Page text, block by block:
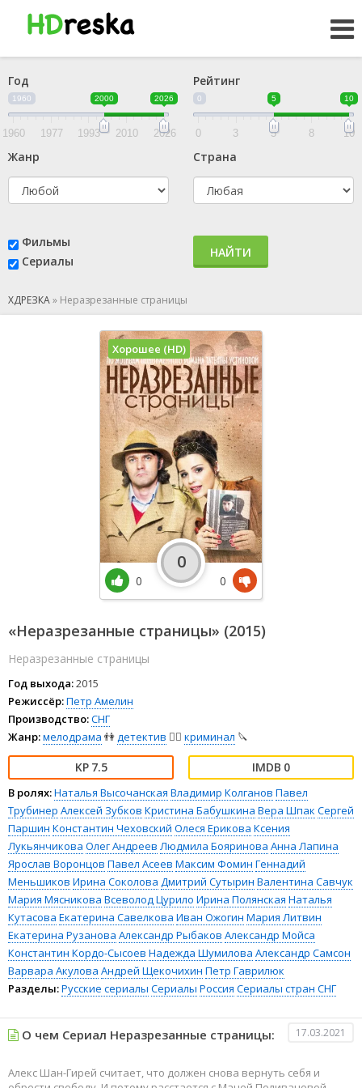
Год
1960 2000 2026
1960 1977 1993 2010 2026
Рейтинг
0 5 10
0 3 5 8 10
Жанр Страна
Фильмы
Сериалы
НАЙТИ
ХДРЕЗКА» Неразрезанные страницы
«Неразрезанные страницы» (2015)
Неразрезанные страницы
Год выхода:2015
Режиссёр:Петр Амелин
Производство:СНГ
Жанр:мелодрама 👫детектив 🕵️‍♂️ криминал 🔪
7.5 0
В ролях:Наталья Высочанская Владимир Колганов Павел
Трубинер Алексей Зубков Кристина Бабушкина Вера Шпак Сергей
Паршин Константин Чеховский Олеся Ерикова Ксения
Лукьянчикова Олег Андреев Людмила Бояринова Анна Лапина
Ярослав Воронцов Павел Асеев Максим Фомин Геннадий
Меньшиков Ирина Соколова Дмитрий Сутырин Валентина Савчук
Мария Мясникова Всеволод Цурило Ирина Полянская Наталья
Кутасова Екатерина Савелкова Иван Ожогин Мария Литвин
Екатерина Рузанова Александр Рыбаков Александр Мойса
Константин Кордо-Сысоев Надежда Шумилова Александр Самсон
Варвара Акулова Андрей Щекочихин Петр Гаврилюк
Разделы:Русские сериалы Сериалы Россия Сериалы стран СНГ
Хорошее (HD)
0
0
0
О чем Сериал Неразрезанные страницы: 17.03.2021
Алекс Шан-Гирей считает, что должен снова вернуть себя и